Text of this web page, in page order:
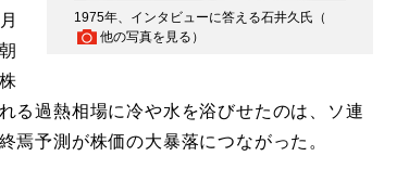
1975年、インタビューに答える石井久氏（
他の写真を見る ）
る過熱相場に冷や水を浴びせたのは、ソ連
焉予測が株価の大暴落につながった。